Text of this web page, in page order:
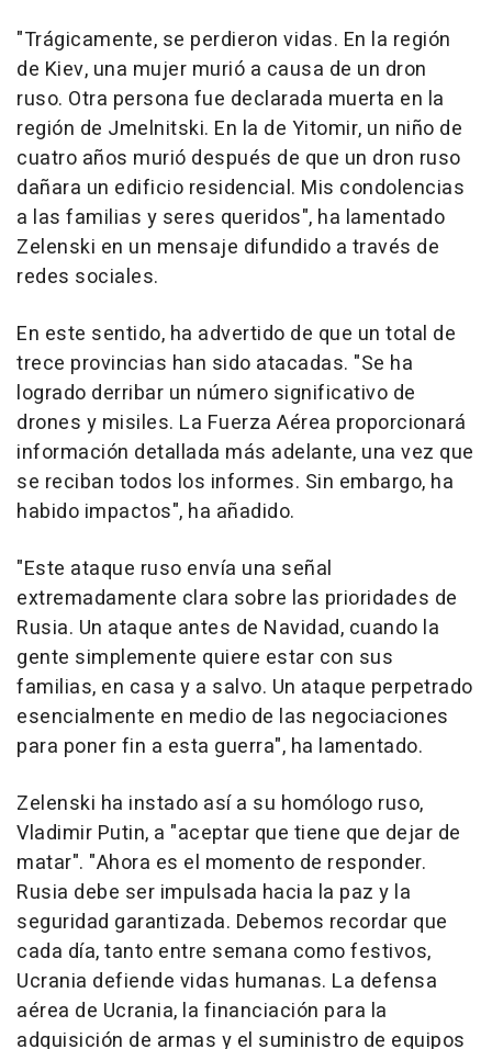
"Trágicamente, se perdieron vidas. En la región
de Kiev, una mujer murió a causa de un dron
ruso. Otra persona fue declarada muerta en la
región de Jmelnitski. En la de Yitomir, un niño de
cuatro años murió después de que un dron ruso
dañara un edificio residencial. Mis condolencias
a las familias y seres queridos", ha lamentado
Zelenski en un mensaje difundido a través de
redes sociales.
En este sentido, ha advertido de que un total de
trece provincias han sido atacadas. "Se ha
logrado derribar un número significativo de
drones y misiles. La Fuerza Aérea proporcionará
información detallada más adelante, una vez que
se reciban todos los informes. Sin embargo, ha
habido impactos", ha añadido.
"Este ataque ruso envía una señal
extremadamente clara sobre las prioridades de
Rusia. Un ataque antes de Navidad, cuando la
gente simplemente quiere estar con sus
familias, en casa y a salvo. Un ataque perpetrado
esencialmente en medio de las negociaciones
para poner fin a esta guerra", ha lamentado.
Zelenski ha instado así a su homólogo ruso,
Vladimir Putin, a "aceptar que tiene que dejar de
matar". "Ahora es el momento de responder.
Rusia debe ser impulsada hacia la paz y la
seguridad garantizada. Debemos recordar que
cada día, tanto entre semana como festivos,
Ucrania defiende vidas humanas. La defensa
aérea de Ucrania, la financiación para la
adquisición de armas y el suministro de equipos